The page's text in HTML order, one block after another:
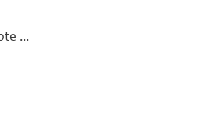
...